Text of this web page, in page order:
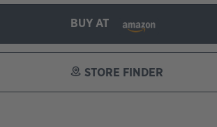
BUY AT
STORE FINDER